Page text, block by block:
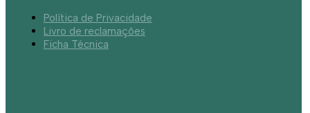
Política de Privacidade
Livro de reclamações
Ficha Técnica